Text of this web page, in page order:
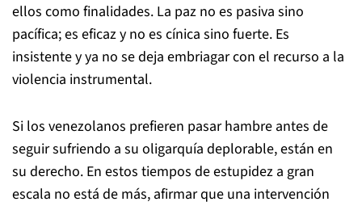
ellos como finalidades. La paz no es pasiva sino
pacífica; es eficaz y no es cínica sino fuerte. Es
insistente y ya no se deja embriagar con el recurso a la
violencia instrumental.
Si los venezolanos prefieren pasar hambre antes de
seguir sufriendo a su oligarquía deplorable, están en
su derecho. En estos tiempos de estupidez a gran
escala no está de más, afirmar que una intervención